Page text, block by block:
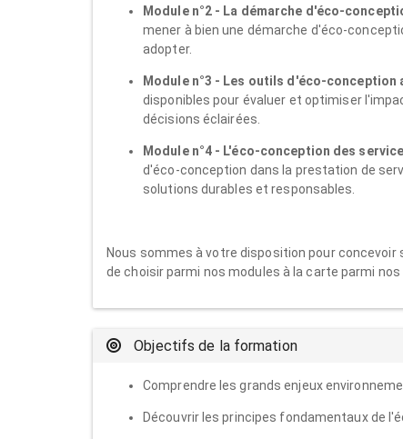
Module n°2 - La démarche d'éco-
mener à bien une démarche d'éco-
adopter.
Module n°3 - Les outils d'éco-conception
disponibles pour évaluer et optimiser
décisions éclairées.
Module n°4 - L'éco-conception des
d'éco-conception dans la prestation de
solutions durables et responsables.
Nous sommes à votre disposition pour
de choisir parmi nos modules à la carte parmi
Objectifs de la formation
Comprendre les grands enjeux
Découvrir les principes fondamentaux de